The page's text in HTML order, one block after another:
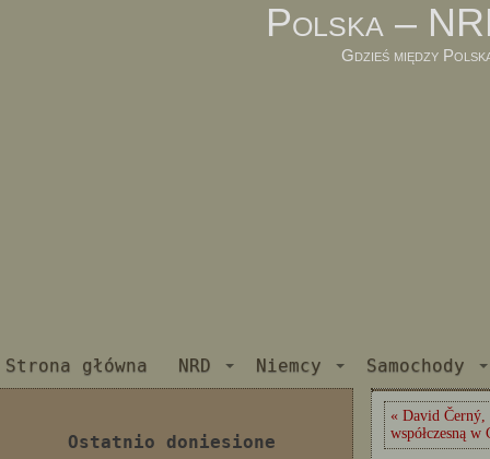
Polska –
Gdzieś między
Strona główna NRD Niemcy Samochody
Ostatnio doniesione
« David Černý,
współczesną w